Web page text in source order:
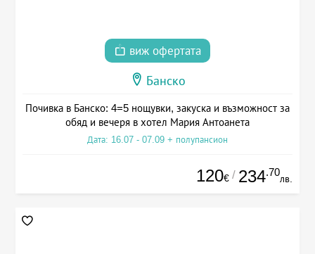
виж офертата
Банско
Почивка в Банско: 4=5 нощувки, закуска и възможност за
обяд и вечеря в хотел Мария Антоанета
Дата: 16.07 - 07.09 + полупансион
120€ / 234.70
лв.